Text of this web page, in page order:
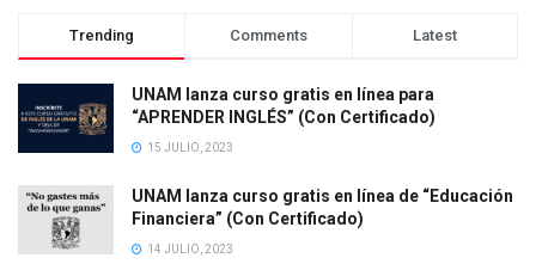
Trending Comments Latest
UNAM lanza curso gratis en línea para
“APRENDER INGLÉS” (Con Certificado)
15 JULIO, 2023
UNAM lanza curso gratis en línea de “Educación
Financiera” (Con Certificado)
14 JULIO, 2023